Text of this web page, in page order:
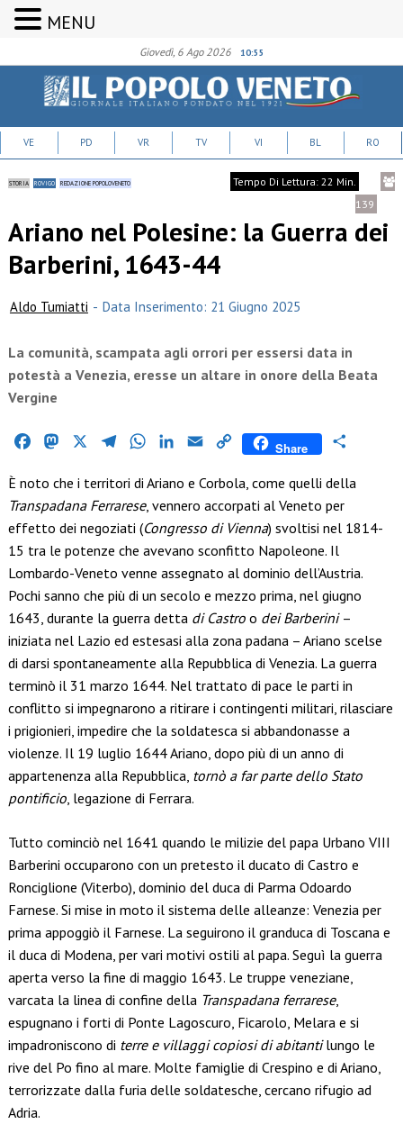
Giovedì, 6 Ago 2026 10:55
VE PD VR TV VI BL RO
STORIA ROVIGO REDAZIONE POPOLOVENETO
Tempo Di Lettura: 22 Min.
139
Ariano nel Polesine: la Guerra dei
Barberini, 1643-44
Aldo Tumiatti - Data Inserimento: 21 Giugno 2025
La comunità, scampata agli orrori per essersi data in
potestà a Venezia, eresse un altare in onore della Beata
Vergine
FacebookMastodon TelegramWhatsAppLinkedIn
Email Copy
Share
È noto che i territori di Ariano e Corbola, come quelli della
Transpadana Ferrarese, vennero accorpati al Veneto per
effetto dei negoziati (Congresso di Vienna) svoltisi nel 1814-
15 tra le potenze che avevano sconfitto Napoleone. Il
Lombardo-Veneto venne assegnato al dominio dell’Austria.
Pochi sanno che più di un secolo e mezzo prima, nel giugno
1643, durante la guerra detta di Castro o dei Barberini –
iniziata nel Lazio ed estesasi alla zona padana – Ariano scelse
di darsi spontaneamente alla Repubblica di Venezia. La guerra
terminò il 31 marzo 1644. Nel trattato di pace le parti in
conflitto si impegnarono a ritirare i contingenti militari, rilasciare
i prigionieri, impedire che la soldatesca si abbandonasse a
violenze. Il 19 luglio 1644 Ariano, dopo più di un anno di
appartenenza alla Repubblica, tornò a far parte dello Stato
pontificio, legazione di Ferrara.
Tutto cominciò nel 1641 quando le milizie del papa Urbano VIII
Barberini occuparono con un pretesto il ducato di Castro e
Ronciglione (Viterbo), dominio del duca di Parma Odoardo
Farnese. Si mise in moto il sistema delle alleanze: Venezia per
prima appoggiò il Farnese. La seguirono il granduca di Toscana e
il duca di Modena, per vari motivi ostili al papa. Seguì la guerra
aperta verso la fine di maggio 1643. Le truppe veneziane,
varcata la linea di confine della Transpadana ferrarese,
espugnano i forti di Ponte Lagoscuro, Ficarolo, Melara e si
impadroniscono di terre e villaggi copiosi di abitantilungo le
rive del Po fino al mare. Molte famiglie di Crespino e di Ariano,
terrorizzate dalla furia delle soldatesche, cercano rifugio ad
Adria.
MENU